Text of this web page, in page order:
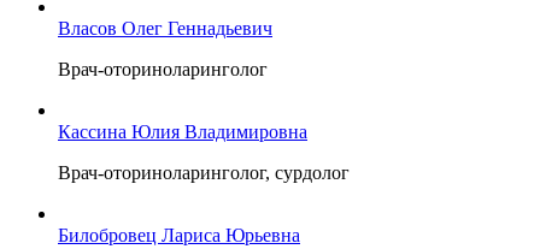
Власов Олег Геннадьевич
Врач-оториноларинголог
Кассина Юлия Владимировна
Врач-оториноларинголог, сурдолог
Билобровец Лариса Юрьевна